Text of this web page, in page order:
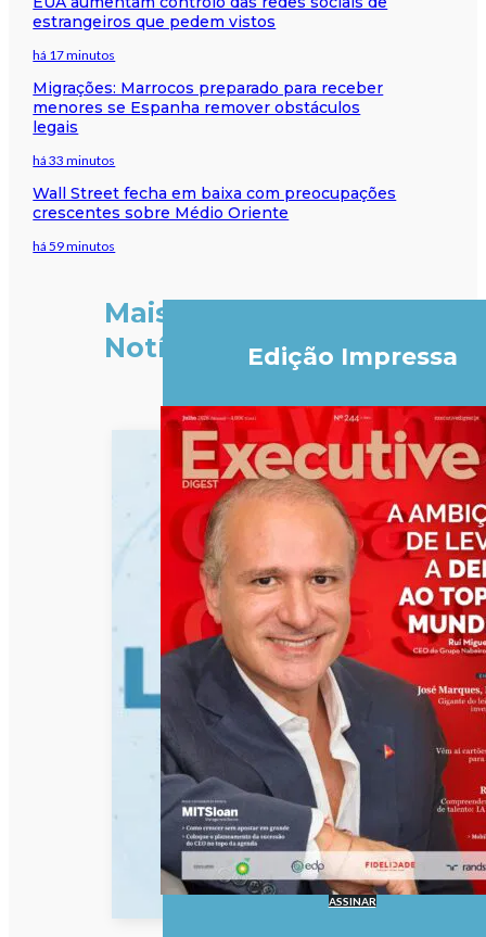
estrangeiros que pedem vistos
há 17 minutos
Migrações: Marrocos preparado para receber
menores se Espanha remover obstáculos
legais
há 33 minutos
Wall Street fecha em baixa com preocupações
crescentes sobre Médio Oriente
há 59 minutos
Mais
Notícias
Edição Impressa
ASSINAR